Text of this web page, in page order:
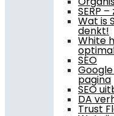
SERP
Wat is
denkt!
White
SEO
pagina
SEO
DA
Trust